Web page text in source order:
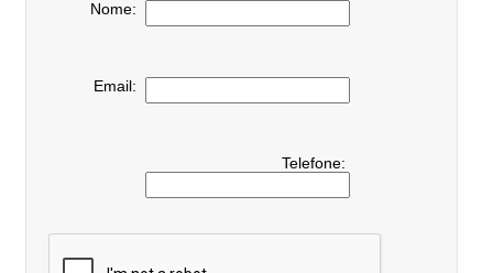
Nome:
Email:
Telefone: